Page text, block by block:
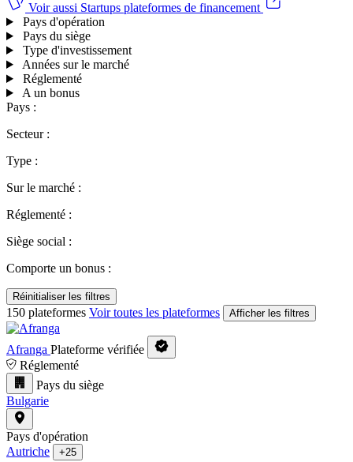
Voir aussi Startups plateformes de financement
Pays d'opération
Pays du siège
Type d'investissement
Années sur le marché
Réglementé
A un bonus
Pays :
Secteur :
Type :
Sur le marché :
Réglementé :
Siège social :
Comporte un bonus :
Réinitialiser les filtres
150 plateformes Voir toutes les plateformes Afficher les filtres
Afranga Plateforme vérifiée
Réglementé
Pays du siège
Bulgarie
Pays d'opération
Autriche
+25